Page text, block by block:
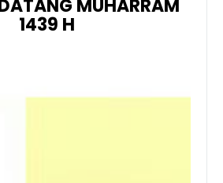
MUHARRAM
1439 H